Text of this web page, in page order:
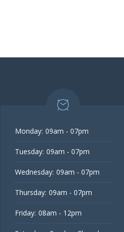
Monday: 09am - 07pm
Tuesday: 09am - 07pm
Wednesday: 09am - 07pm
Thursday: 09am - 07pm
Friday: 08am - 12pm